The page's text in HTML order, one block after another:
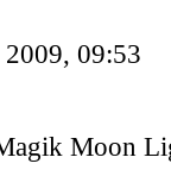
2009, 09:53
Moon